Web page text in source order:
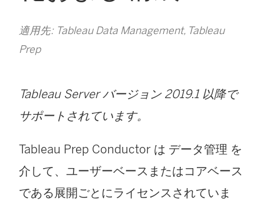
適用先: Tableau Data Management, Tableau
Prep
Tableau Server バージョン 2019.1 以降で
サポートされています。
Tableau Prep Conductor は データ管理 を
介して、ユーザーベースまたはコアベース
である展開ごとにライセンスされていま